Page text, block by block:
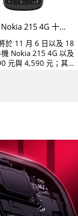
HMD Global 兩款平價手機 Nokia 3.4、Nokia 215 4G 十一月陸續上市
於 11 月 6 日以及 18
Nokia 215 4G 以及
元與 4,590 元；其